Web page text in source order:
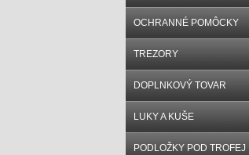
OCHRANNÉ POMÔCKY
TREZORY
DOPLNKOVÝ TOVAR
LUKY A KUŠE
PODLOŽKY POD TROFEJ